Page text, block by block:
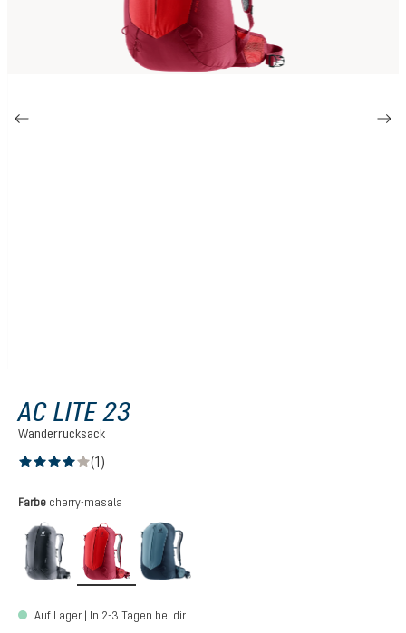
AC LITE 23
Wanderrucksack
(1)
Farbeauswählen
cherry-masala
black cherry-masala
Auf Lager | In 2-3 Tagen bei dir